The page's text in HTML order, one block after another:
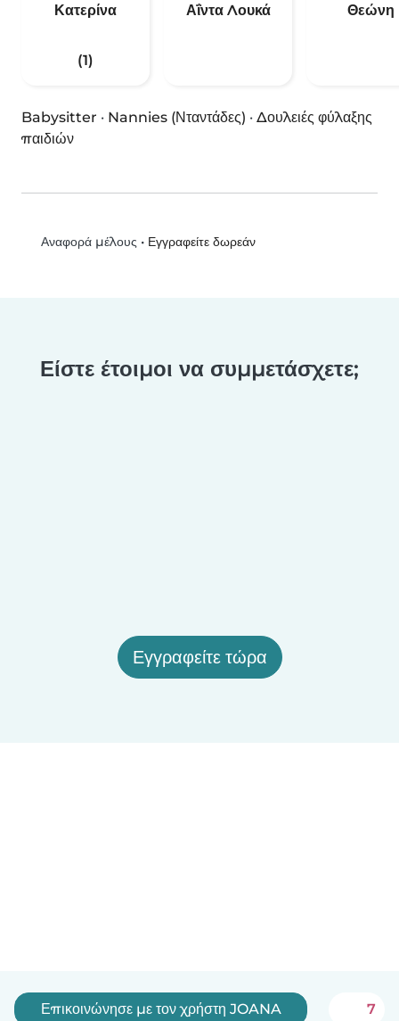
Κατερίνα
(1)
Αΐντα Λουκά Θεώνη
Babysitter · Nannies (Νταντάδες) · Δουλειές φύλαξης
παιδιών
Αναφορά μέλους • Εγγραφείτε δωρεάν
Είστε έτοιμοι να συμμετάσχετε;
Εγγραφείτε τώρα
Επικοινώνησε με τον χρήστη JOANA 7